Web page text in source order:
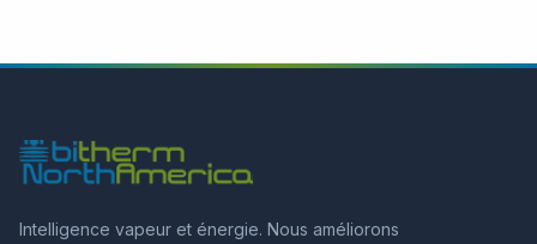
Intelligence vapeur et énergie. Nous améliorons